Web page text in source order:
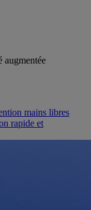
augmentée
mains libres
rapide et